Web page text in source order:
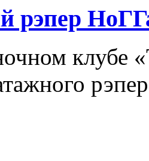
рэпер
клубе